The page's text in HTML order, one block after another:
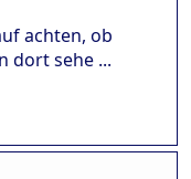
achten, ob
dort sehe ...